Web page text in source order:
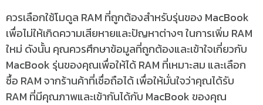
ควรเลือกใช้โมดูล RAM ที่ถูกต้องสำหรับรุ่นของ MacBook
เพื่อไม่ให้เกิดความเสียหายและปัญหาต่างๆ ในการเพิ่ม RAM
ใหม่ ดังนั้น คุณควรศึกษาข้อมูลที่ถูกต้องและเข้าใจเกี่ยวกับ
MacBook รุ่นของคุณเพื่อให้ได้ RAM ที่เหมาะสม และเลือก
ซื้อ RAM จากร้านค้าที่เชื่อถือได้ เพื่อให้มั่นใจว่าคุณได้รับ
RAM ที่มีคุณภาพและเข้ากันได้กับ MacBook ของคุณ